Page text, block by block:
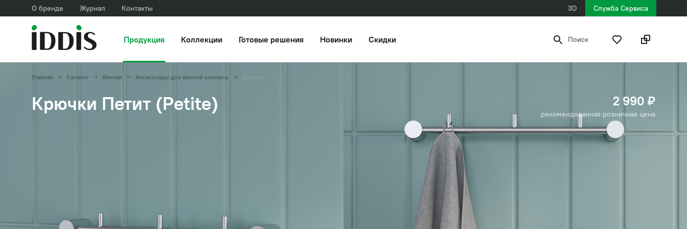
О бренде Журнал Контакты 3D Служба Сервиса
Продукция Коллекции Готовые решения Новинки Скидки Поиск
Главная Каталог Ванная Аксессуары для ванной комнаты Крючки
Крючки Петит (Petite) 2 990 ₽
рекомендованная розничная цена